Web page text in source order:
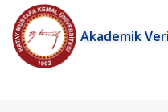
Akademik